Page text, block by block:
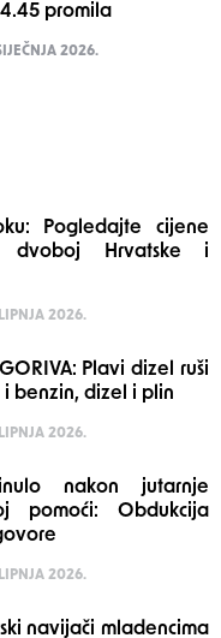
promila
2026.
Pogledajte cijene
dvoboj Hrvatske i
2026.
GORIVA: Plavi dizel ruši
benzin, dizel i plin
2026.
nakon jutarnje
pomoći: Obdukcija
2026.
navijači mladencima